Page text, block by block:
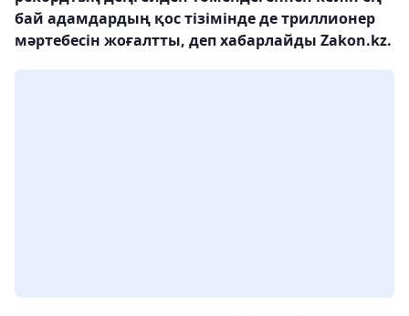
бай адамдардың қос тізімінде де триллионер
мәртебесін жоғалтты, деп хабарлайды Zakon.kz.